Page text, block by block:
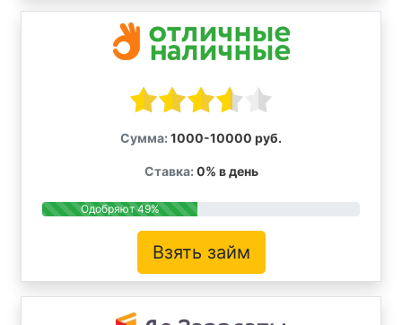
Сумма: 1000-10000 руб.
Ставка: 0% в день
Одобряют 49%
Взять займ